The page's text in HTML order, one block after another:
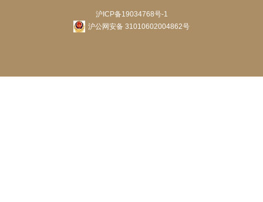
沪ICP备19034768号-1
沪公网安备 31010602004862号